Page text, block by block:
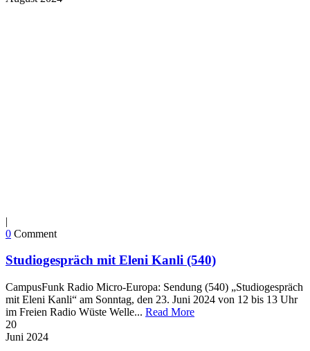
|
0 Comment
Studiogespräch mit Eleni Kanli (540)
CampusFunk Radio Micro-Europa: Sendung (540) „Studiogespräch
mit Eleni Kanli“ am Sonntag, den 23. Juni 2024 von 12 bis 13 Uhr
im Freien Radio Wüste Welle... Read More
20
Juni 2024